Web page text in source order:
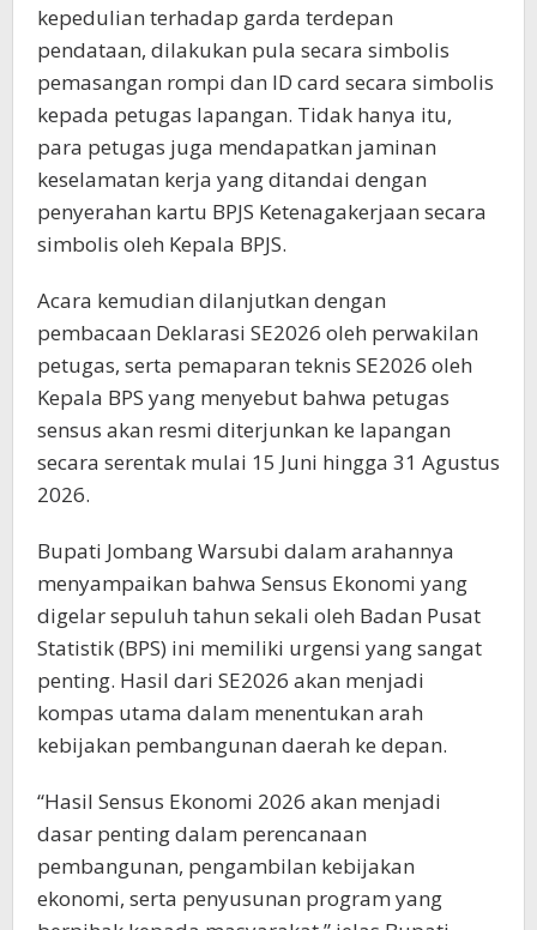
kepedulian terhadap garda terdepan
pendataan, dilakukan pula secara simbolis
pemasangan rompi dan ID card secara simbolis
kepada petugas lapangan. Tidak hanya itu,
para petugas juga mendapatkan jaminan
keselamatan kerja yang ditandai dengan
penyerahan kartu BPJS Ketenagakerjaan secara
simbolis oleh Kepala BPJS.
Acara kemudian dilanjutkan dengan
pembacaan Deklarasi SE2026 oleh perwakilan
petugas, serta pemaparan teknis SE2026 oleh
Kepala BPS yang menyebut bahwa petugas
sensus akan resmi diterjunkan ke lapangan
secara serentak mulai 15 Juni hingga 31 Agustus
2026.
Bupati Jombang Warsubi dalam arahannya
menyampaikan bahwa Sensus Ekonomi yang
digelar sepuluh tahun sekali oleh Badan Pusat
Statistik (BPS) ini memiliki urgensi yang sangat
penting. Hasil dari SE2026 akan menjadi
kompas utama dalam menentukan arah
kebijakan pembangunan daerah ke depan.
“Hasil Sensus Ekonomi 2026 akan menjadi
dasar penting dalam perencanaan
pembangunan, pengambilan kebijakan
ekonomi, serta penyusunan program yang